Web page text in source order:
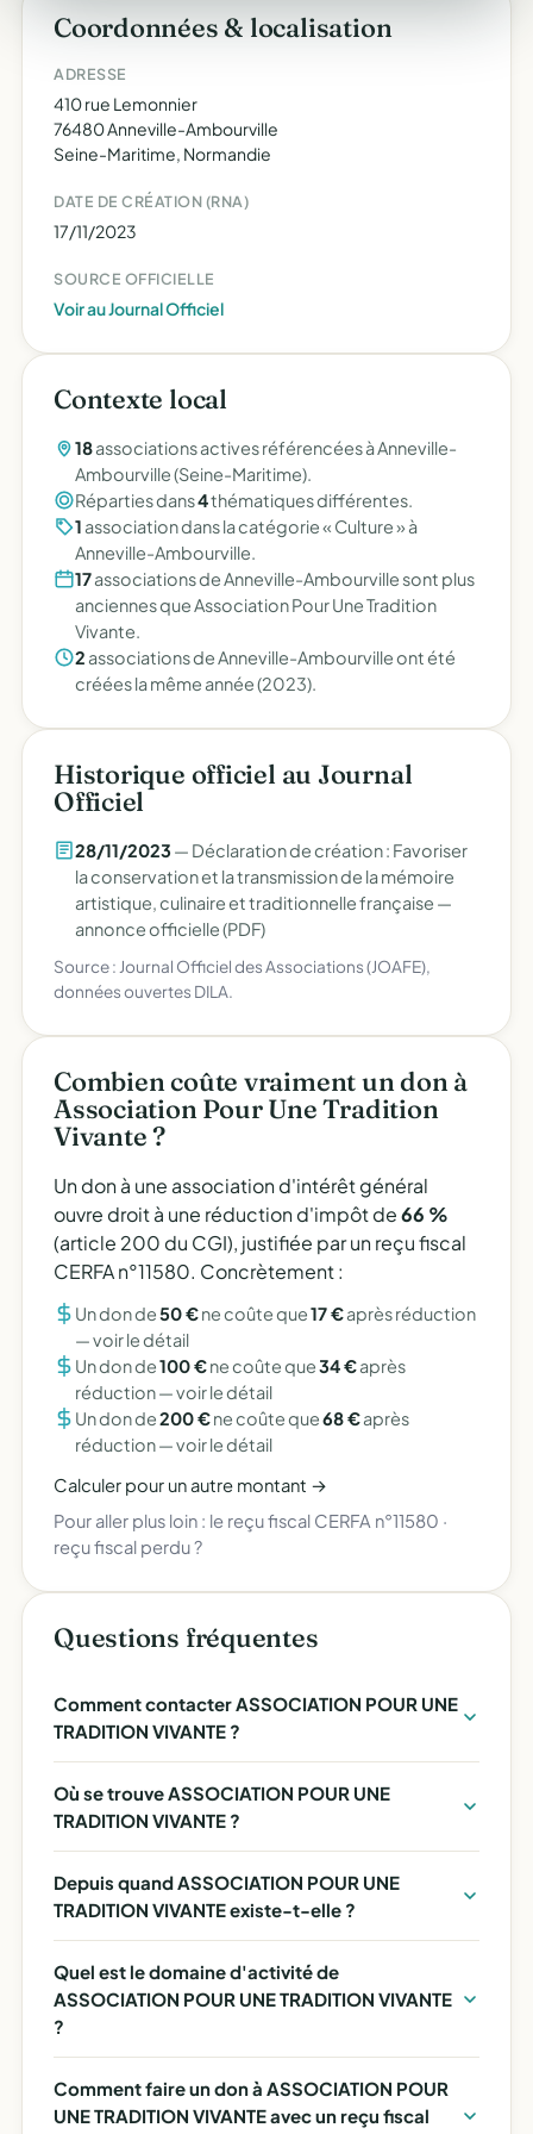
Coordonnées & localisation
ADRESSE
410 rue Lemonnier
76480 Anneville-Ambourville
Seine-Maritime, Normandie
DATE DE CRÉATION (RNA)
17/11/2023
SOURCE OFFICIELLE
Voir au Journal Officiel
Contexte local
18associations actives référencées à Anneville-
Ambourville (Seine-Maritime).
Réparties dans4thématiques différentes.
1 association dans la catégorie « Culture » à
Anneville-Ambourville.
17associations de Anneville-Ambourville sont plus
anciennes que Association Pour Une Tradition
Vivante.
2 associations de Anneville-Ambourville ont été
créées la même année (2023).
Historique officiel au Journal
Officiel
28/11/2023— Déclaration de création : Favoriser
la conservation et la transmission de la mémoire
artistique, culinaire et traditionnelle française —
annonce officielle (PDF)
Source : Journal Officiel des Associations (JOAFE),
données ouvertes DILA.
Combien coûte vraiment un don à
Association Pour Une Tradition
Vivante ?
Un don à une association d'intérêt général
ouvre droit à une réduction d'impôt de66 %
(article 200 du CGI), justifiée par un reçu fiscal
CERFA n°11580. Concrètement :
Un don de50 €ne coûte que17 €après réduction
—voir le détail
Un don de100 €ne coûte que34 €après
réduction —voir le détail
Un don de200 €ne coûte que68 €après
réduction —voir le détail
Calculer pour un autre montant →
Pour aller plus loin : le reçu fiscal CERFA n°11580 ·
reçu fiscal perdu ?
Questions fréquentes
Comment contacter ASSOCIATION POUR UNE
TRADITION VIVANTE ?
Où se trouve ASSOCIATION POUR UNE
TRADITION VIVANTE ?
Depuis quand ASSOCIATION POUR UNE
TRADITION VIVANTE existe-t-elle ?
Quel est le domaine d'activité de
ASSOCIATION POUR UNE TRADITION VIVANTE
?
Comment faire un don à ASSOCIATION POUR
UNE TRADITION VIVANTE avec un reçu fiscal